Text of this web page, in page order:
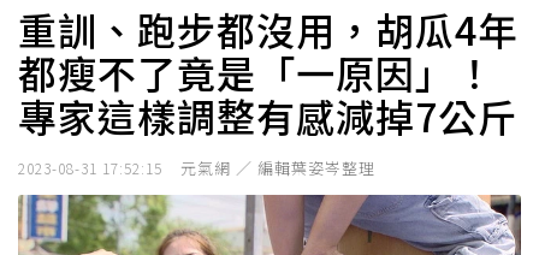
重訓、跑步都沒用，胡瓜4年
都瘦不了竟是「一原因」！
專家這樣調整有感減掉7公斤
2023-08-31 17:52:15 元氣網 ／ 編輯葉姿岑整理